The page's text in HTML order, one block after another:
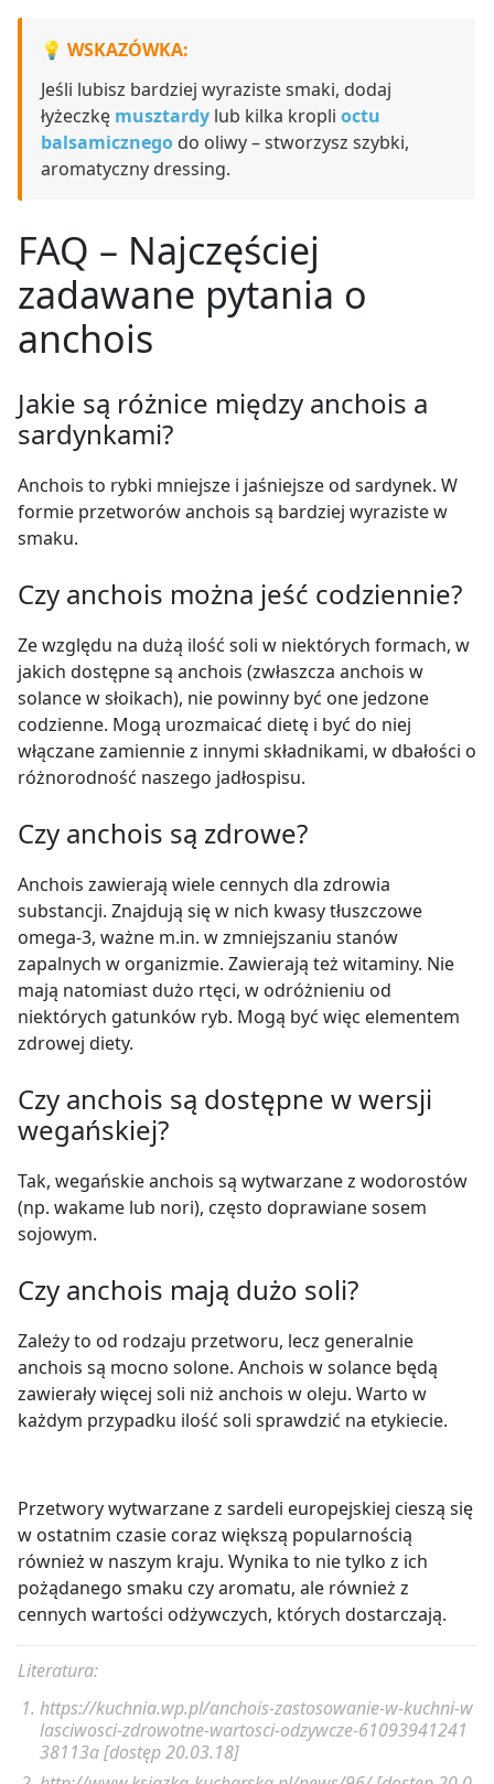
WSKAZÓWKA:
Jeśli lubisz bardziej wyraziste smaki, dodaj
łyżeczkę musztardy lub kilka kropli octu
balsamicznego do oliwy – stworzysz szybki,
aromatyczny dressing.
FAQ – Najczęściej
zadawane pytania o
anchois
Jakie są różnice między anchois a
sardynkami?
Anchois to rybki mniejsze i jaśniejsze od sardynek. W
formie przetworów anchois są bardziej wyraziste w
smaku.
Czy anchois można jeść codziennie?
Ze względu na dużą ilość soli w niektórych formach, w
jakich dostępne są anchois (zwłaszcza anchois w
solance w słoikach), nie powinny być one jedzone
codzienne. Mogą urozmaicać dietę i być do niej
włączane zamiennie z innymi składnikami, w dbałości o
różnorodność naszego jadłospisu.
Czy anchois są zdrowe?
Anchois zawierają wiele cennych dla zdrowia
substancji. Znajdują się w nich kwasy tłuszczowe
omega-3, ważne m.in. w zmniejszaniu stanów
zapalnych w organizmie. Zawierają też witaminy. Nie
mają natomiast dużo rtęci, w odróżnieniu od
niektórych gatunków ryb. Mogą być więc elementem
zdrowej diety.
Czy anchois są dostępne w wersji
wegańskiej?
Tak, wegańskie anchois są wytwarzane z wodorostów
(np. wakame lub nori), często doprawiane sosem
sojowym.
Czy anchois mają dużo soli?
Zależy to od rodzaju przetworu, lecz generalnie
anchois są mocno solone. Anchois w solance będą
zawierały więcej soli niż anchois w oleju. Warto w
każdym przypadku ilość soli sprawdzić na etykiecie.
Przetwory wytwarzane z sardeli europejskiej cieszą się
w ostatnim czasie coraz większą popularnością
również w naszym kraju. Wynika to nie tylko z ich
pożądanego smaku czy aromatu, ale również z
cennych wartości odżywczych, których dostarczają.
Literatura:
https://kuchnia.wp.pl/anchois-zastosowanie-w-kuchni-w
lasciwosci-zdrowotne-wartosci-odzywcze-61093941241
38113a [dostęp 20.03.18]